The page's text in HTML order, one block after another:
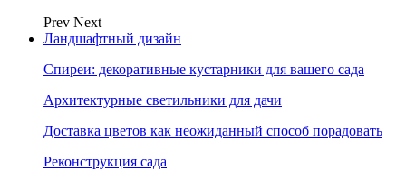
Prev Next
Ландшафтный дизайн
Спиреи: декоративные кустарники для вашего сада
Архитектурные светильники для дачи
Доставка цветов как неожиданный способ порадовать
Реконструкция сада